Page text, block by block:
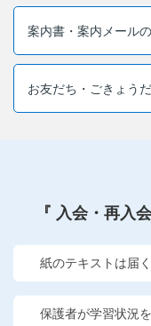
お客様サポート(手続
よくある質問・お問
他の講座のよくあ
こどもちゃれん
進研ゼミ 小学
案内書・案内メール
お友だち・ごきょう
『 入会・再入
紙のテキストは届
保護者が学習状況